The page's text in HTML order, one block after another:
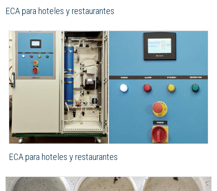
ECA para hoteles y restaurantes
ECA para hoteles y restaurantes